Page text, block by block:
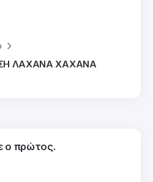
ΛΑΧΑΝΑ ΧΑΧΑΝΑ
ο πρώτος.